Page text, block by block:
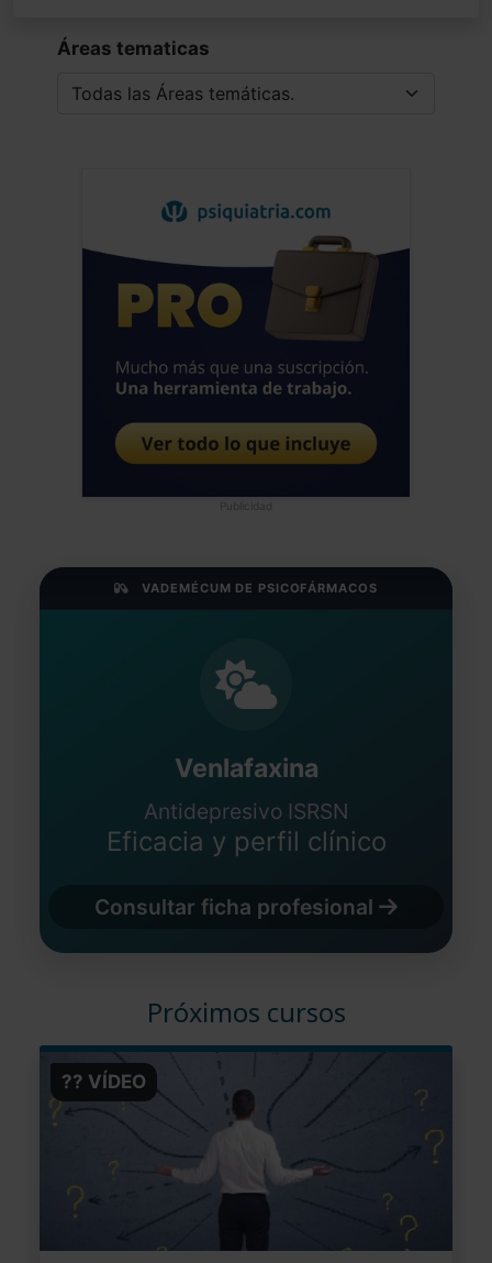
Áreas tematicas
Publicidad
VADEMÉCUM DE PSICOFÁRMACOS
Venlafaxina
Antidepresivo ISRSN
Eficacia y perfil clínico
Consultar ficha profesional
Próximos cursos
?? VÍDEO